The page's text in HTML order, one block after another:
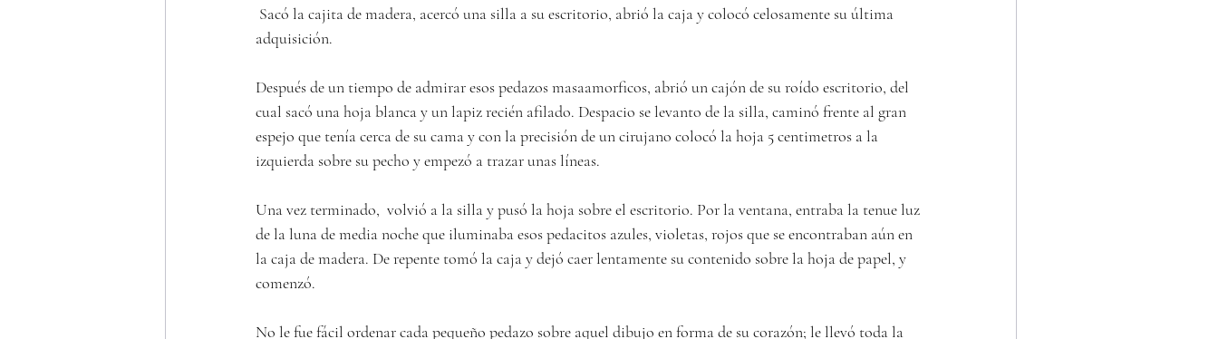
Sacó la cajita de madera, acercó una silla a su escritorio, abrió la caja y colocó celosamente su última
adquisición.
Después de un tiempo de admirar esos pedazos masaamorficos, abrió un cajón de su roído escritorio, del
cual sacó una hoja blanca y un lapiz recién afilado. Despacio se levanto de la silla, caminó frente al gran
espejo que tenía cerca de su cama y con la precisión de un cirujano colocó la hoja 5 centimetros a la
izquierda sobre su pecho y empezó a trazar unas líneas.
Una vez terminado,  volvió a la silla y pusó la hoja sobre el escritorio. Por la ventana, entraba la tenue luz
de la luna de media noche que iluminaba esos pedacitos azules, violetas, rojos que se encontraban aún en
la caja de madera. De repente tomó la caja y dejó caer lentamente su contenido sobre la hoja de papel, y
comenzó.
No le fue fácil ordenar cada pequeño pedazo sobre aquel dibujo en forma de su corazón; le llevó toda la